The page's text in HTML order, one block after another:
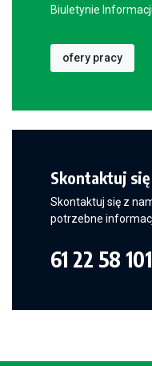
Biuletynie
ofery pracy
Skontaktuj
Skontaktuj się z
potrzebne
61 22 58 101